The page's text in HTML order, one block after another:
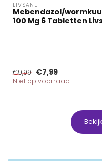
LIVSANE
Mebendazol/
100 Mg 6 Tabletten
€9,99 €7,99
Niet op voorraad